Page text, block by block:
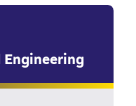
Engineering